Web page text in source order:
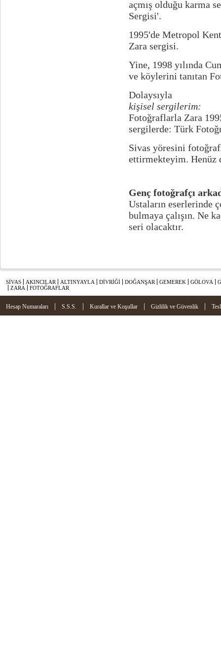
açmış olduğu karma
Sergisi'.
1995'de Metropol
Zara sergisi.
Yine, 1998 yılında
ve köylerini tanıtan
Dolaysıyla
kişisel sergilerim:
Fotoğraflarla Zara
sergilerde: Türk
Sivas yöresini
ettirmekteyim. Henüz
Genç fotoğrafçı
Ustaların eserlerinde
bulmaya çalışın. Ne
seri olacaktır.
SİVAS AKINCILAR ALTINYAYLA DİVRİĞİ DOĞANŞAR GEMEREK GÖLOVA
ZARA
FOTOĞRAFLAR
Hesap Numaraları | S.S.S. | Kurallar ve Koşullar | Gizlilik ve Güvenlik |